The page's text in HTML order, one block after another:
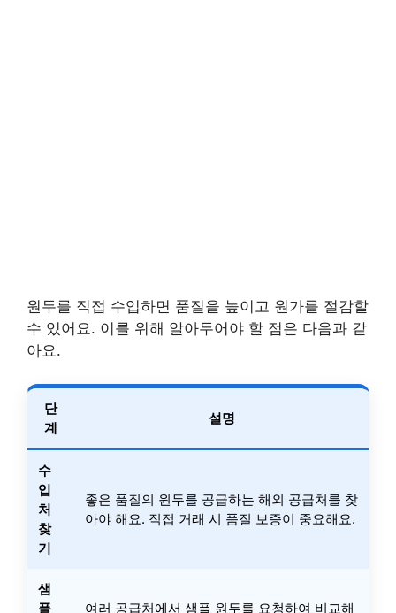
원두를 직접 수입하면 품질을 높이고 원가를 절감할
수 있어요. 이를 위해 알아두어야 할 점은 다음과 같
아요.
단
계
설명
수
입
처
찾
기
좋은 품질의 원두를 공급하는 해외 공급처를 찾
아야 해요. 직접 거래 시 품질 보증이 중요해요.
샘
플
여러 공급처에서 샘플 원두를 요청하여 비교해